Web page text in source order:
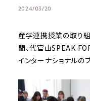
2024/03/20
産学連携授業の取り
間、代官山SPEAK
インターナショナルの